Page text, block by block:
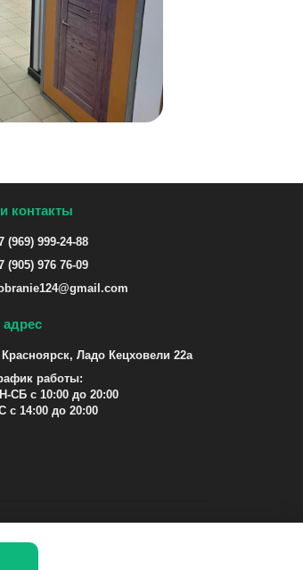
контакты
(969) 999-24-88
(905) 976 76-09
Красноярск, Ладо Кецховели 22а
работы:
СБ с 10:00 до 20:00
с 14:00 до 20:00